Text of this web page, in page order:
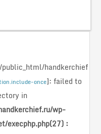
handkerchief
once]: failed to
in
wp-
execphp.php(27) :